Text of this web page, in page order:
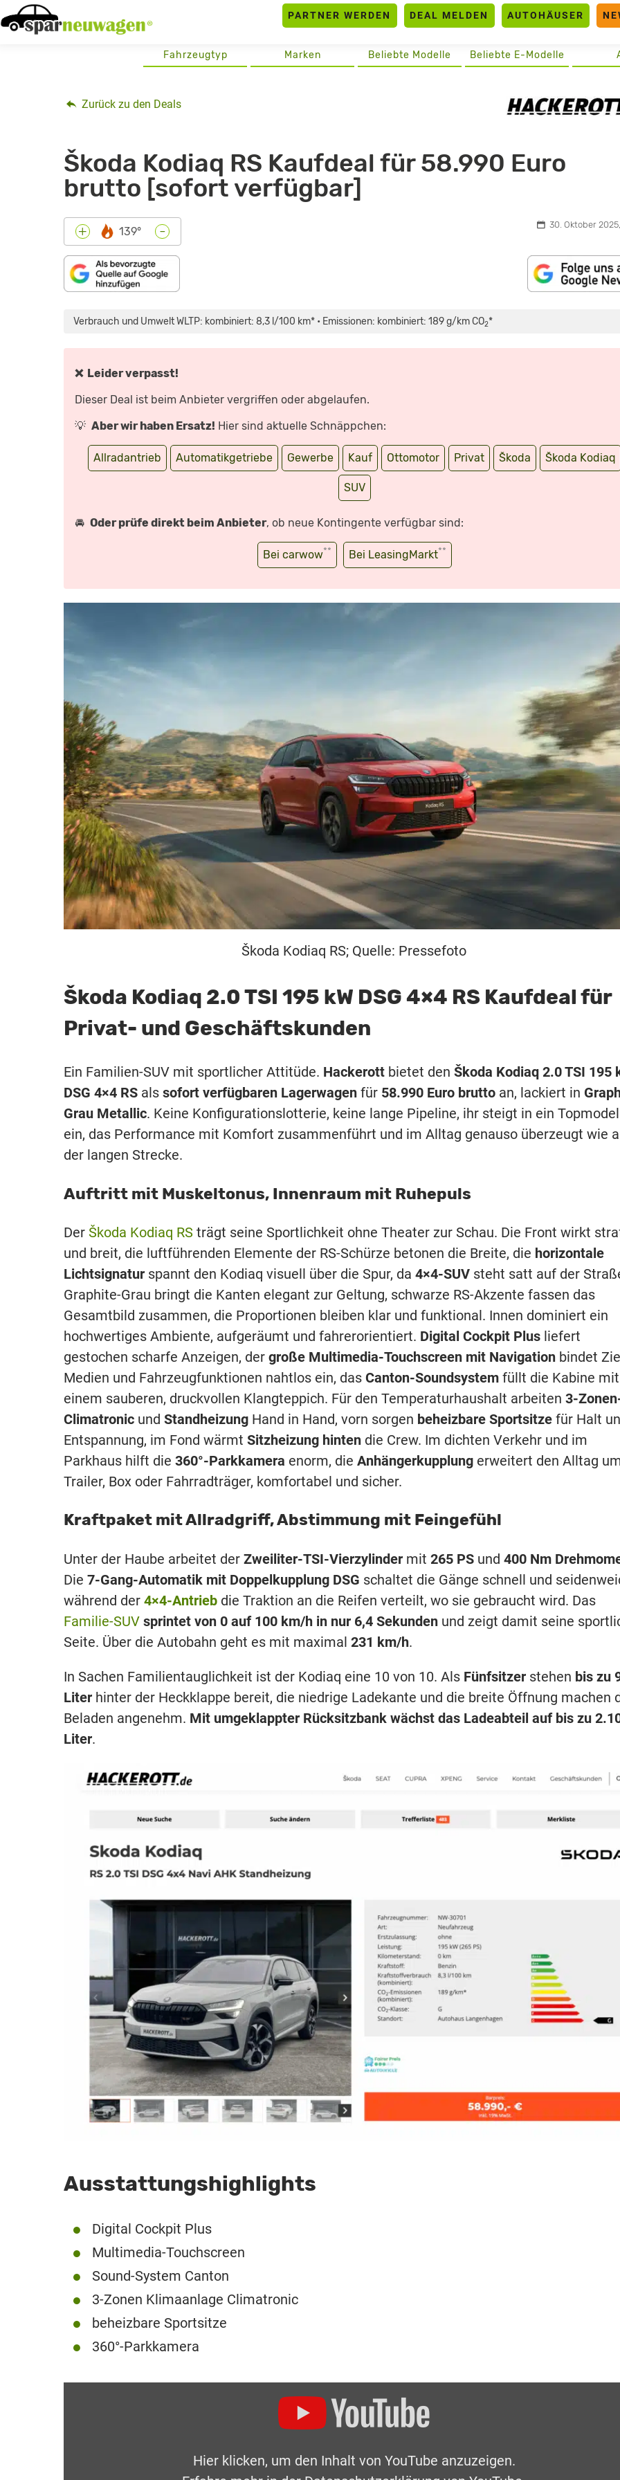
Skip
to
PARTNER WERDEN DEAL MELDEN AUTOHÄUSER
Beliebte E-Modelle
Beliebte Modelle
Marken
Fahrzeugtyp
Zurück zu den Deals
Škoda Kodiaq RS Kaufdeal für 58.990 Euro
brutto [sofort verfügbar]
+ 139° - 30. Oktober
Verbrauch und Umwelt WLTP: kombiniert: 8,3 l/100 km* • Emissionen: kombiniert: 189 g/km CO2*
❌ Leider verpasst!
Dieser Deal ist beim Anbieter vergriffen oder abgelaufen.
💡 Aber wir haben Ersatz! Hier sind aktuelle Schnäppchen:
Allradantrieb Automatikgetriebe Gewerbe Kauf Ottomotor Privat Škoda Škoda Kodiaq
SUV
🚘 Oder prüfe direkt beim Anbieter, ob neue Kontingente verfügbar sind:
Bei carwow** Bei LeasingMarkt**
Škoda Kodiaq RS; Quelle: Pressefoto
Škoda Kodiaq 2.0 TSI 195 kW DSG 4×4 RS Kaufdeal für
Privat- und Geschäftskunden
Ein Familien-SUV mit sportlicher Attitüde. Hackerott bietet den Škoda Kodiaq 2.0 TSI 195
DSG 4×4 RS als sofort verfügbaren Lagerwagen für 58.990 Euro brutto an, lackiert in
Grau Metallic. Keine Konfigurationslotterie, keine lange Pipeline, ihr steigt in ein
ein, das Performance mit Komfort zusammenführt und im Alltag genauso überzeugt wie
der langen Strecke.
Auftritt mit Muskeltonus, Innenraum mit Ruhepuls
Der Škoda Kodiaq RS trägt seine Sportlichkeit ohne Theater zur Schau. Die Front wirkt
und breit, die luftführenden Elemente der RS-Schürze betonen die Breite, die horizontale
Lichtsignatur spannt den Kodiaq visuell über die Spur, da 4×4-SUV steht satt auf der
Graphite-Grau bringt die Kanten elegant zur Geltung, schwarze RS-Akzente fassen das
Gesamtbild zusammen, die Proportionen bleiben klar und funktional. Innen dominiert ein
hochwertiges Ambiente, aufgeräumt und fahrerorientiert. Digital Cockpit Plus liefert
gestochen scharfe Anzeigen, der große Multimedia-Touchscreen mit Navigation bindet
Medien und Fahrzeugfunktionen nahtlos ein, das Canton-Soundsystem füllt die Kabine mit
einem sauberen, druckvollen Klangteppich. Für den Temperaturhaushalt arbeiten 3-
Climatronic und Standheizung Hand in Hand, vorn sorgen beheizbare Sportsitze für Halt
Entspannung, im Fond wärmt Sitzheizung hinten die Crew. Im dichten Verkehr und im
Parkhaus hilft die 360°-Parkkamera enorm, die Anhängerkupplung erweitert den Alltag
Trailer, Box oder Fahrradträger, komfortabel und sicher.
Kraftpaket mit Allradgriff, Abstimmung mit Feingefühl
Unter der Haube arbeitet der Zweiliter-TSI-Vierzylinder mit 265 PS und 400 Nm
Die 7-Gang-Automatik mit Doppelkupplung DSG schaltet die Gänge schnell und
während der 4×4-Antrieb die Traktion an die Reifen verteilt, wo sie gebraucht wird. Das
Familie-SUV sprintet von 0 auf 100 km/h in nur 6,4 Sekunden und zeigt damit seine
Seite. Über die Autobahn geht es mit maximal 231 km/h.
In Sachen Familientauglichkeit ist der Kodiaq eine 10 von 10. Als Fünfsitzer stehen bis zu
Liter hinter der Heckklappe bereit, die niedrige Ladekante und die breite Öffnung machen
Beladen angenehm. Mit umgeklappter Rücksitzbank wächst das Ladeabteil auf bis zu
Liter.
Ausstattungshighlights
Digital Cockpit Plus
Multimedia-Touchscreen
Sound-System Canton
3-Zonen Klimaanlage Climatronic
beheizbare Sportsitze
360°-Parkkamera
RS
(2025)
DAS
PERFORMANCE
SUV
PS?!
REVIEW
YOUTUBE
Hier klicken, um den Inhalt von YouTube anzuzeigen.